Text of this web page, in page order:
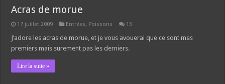
Acras de morue
17 juillet 2009 Entrées, Poissons 13
J’adore les acras de morue, et je vous avouerai que ce sont mes
premiers mais surement pas les derniers.
Lire la suite »